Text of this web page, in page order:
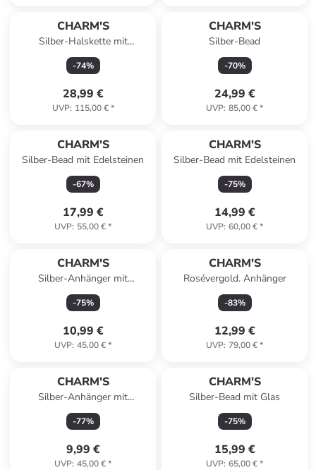
CHARM'S
Silber-Halskette mit
Schmuckelementen - (L)47 cm
-74%
28,99 €
UVP: 115,00 €*
CHARM'S
Silber-Bead
-70%
24,99 €
UVP: 85,00 €*
CHARM'S
Silber-Bead mit Edelsteinen
-67%
17,99 €
UVP: 55,00 €*
CHARM'S
Silber-Bead mit Edelsteinen
-75%
14,99 €
UVP: 60,00 €*
CHARM'S
Silber-Anhänger mit
Edelsteinen
-75%
10,99 €
UVP: 45,00 €*
CHARM'S
Rosévergold. Anhänger
-83%
12,99 €
UVP: 79,00 €*
CHARM'S
Silber-Anhänger mit
Edelsteinen
-77%
9,99 €
UVP: 45,00 €*
CHARM'S
Silber-Bead mit Glas
-75%
15,99 €
UVP: 65,00 €*